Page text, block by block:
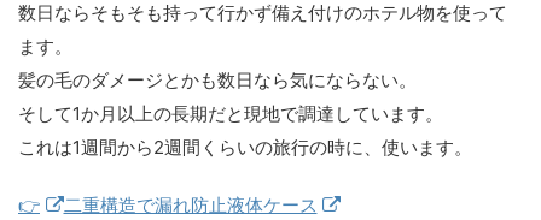
数日ならそもそも持って行かず備え付けのホテル物を使って
ます。
髪の毛のダメージとかも数日なら気にならない。
そして1か月以上の長期だと現地で調達しています。
これは1週間から2週間くらいの旅行の時に、使います。
👉 二重構造で漏れ防止液体ケース